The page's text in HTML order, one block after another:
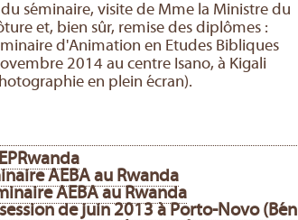
séminaire, visite de Mme la Ministre du
et, bien sûr, remise des diplômes :
d'Animation en Etudes Bibliques
2014 au centre Isano, à Kigali
en plein écran).
AEBA au Rwanda
AEBA au Rwanda
de juin 2013 à Porto-Novo